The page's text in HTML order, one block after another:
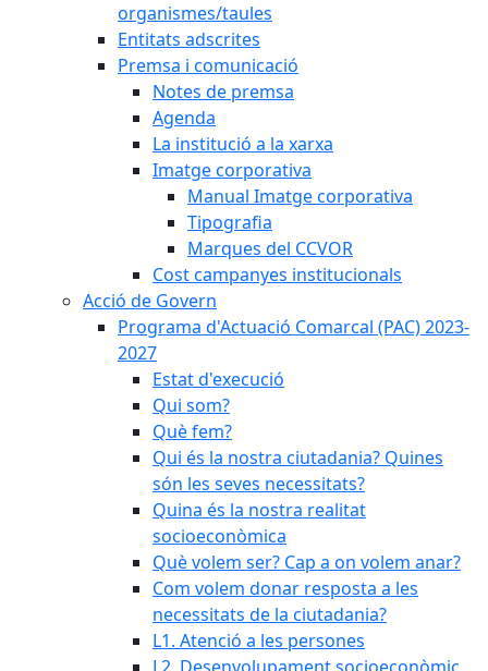
organismes/taules
Entitats adscrites
Premsa i comunicació
Notes de premsa
Agenda
La institució a la xarxa
Imatge corporativa
Manual Imatge corporativa
Tipografia
Marques del CCVOR
Cost campanyes institucionals
Acció de Govern
Programa d'Actuació Comarcal (PAC) 2023-
2027
Estat d'execució
Qui som?
Què fem?
Qui és la nostra ciutadania? Quines
són les seves necessitats?
Quina és la nostra realitat
socioeconòmica
Què volem ser? Cap a on volem anar?
Com volem donar resposta a les
necessitats de la ciutadania?
L1. Atenció a les persones